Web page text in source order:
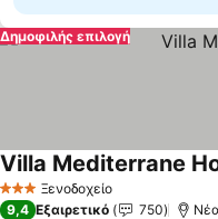
Δημοφιλής επιλογή
3 ΑστέριαΞενοδοχείο
Villa Mediterrane
9,4 Εξαιρετικό 750